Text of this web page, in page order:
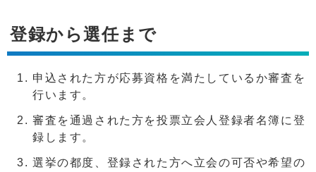
登録から選任まで
申込された方が応募資格を満たしているか審査を
行います。
審査を通過された方を投票立会人登録者名簿に登
録します。
選挙の都度、登録された方へ立会の可否や希望の